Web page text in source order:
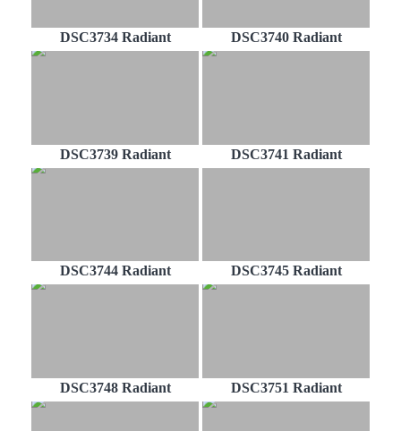
DSC3734 Radiant DSC3740 Radiant
DSC3739 Radiant DSC3741 Radiant
DSC3744 Radiant DSC3745 Radiant
DSC3748 Radiant DSC3751 Radiant